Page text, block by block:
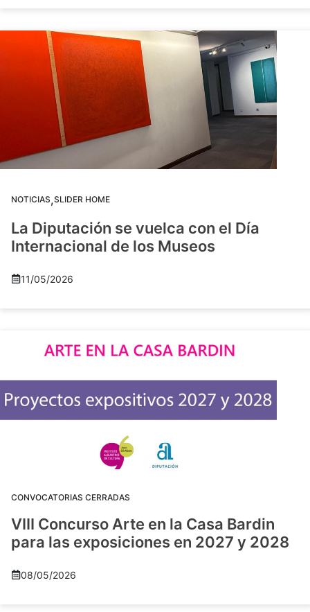
NOTICIAS,SLIDER HOME
La Diputación se vuelca con el Día
Internacional de los Museos
11/05/2026
CONVOCATORIAS CERRADAS
VIII Concurso Arte en la Casa Bardin
para las exposiciones en 2027 y 2028
08/05/2026